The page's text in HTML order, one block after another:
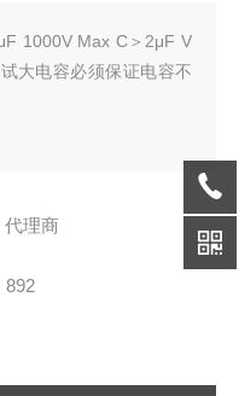
1000V Max C＞2μF V
大电容必须保证电容不
代理商
892